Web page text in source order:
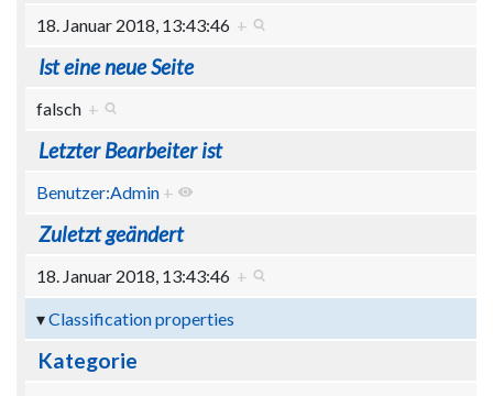
18. Januar 2018, 13:43:46 +
Ist eine neue Seite
falsch +
Letzter Bearbeiter ist
Benutzer:Admin +
Zuletzt geändert
18. Januar 2018, 13:43:46 +
Classification properties
Kategorie